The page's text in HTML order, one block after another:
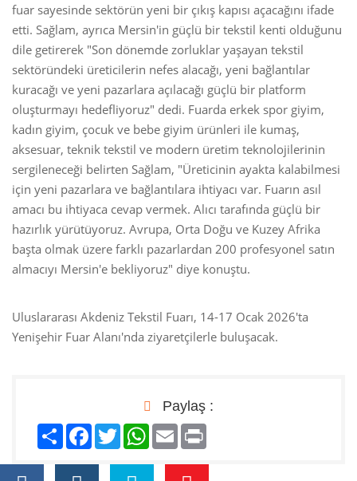
fuar sayesinde sektörün yeni bir çıkış kapısı açacağını ifade
etti. Sağlam, ayrıca Mersin'in güçlü bir tekstil kenti olduğunu
dile getirerek "Son dönemde zorluklar yaşayan tekstil
sektöründeki üreticilerin nefes alacağı, yeni bağlantılar
kuracağı ve yeni pazarlara açılacağı güçlü bir platform
oluşturmayı hedefliyoruz" dedi. Fuarda erkek spor giyim,
kadın giyim, çocuk ve bebe giyim ürünleri ile kumaş,
aksesuar, teknik tekstil ve modern üretim teknolojilerinin
sergileneceği belirten Sağlam, "Üreticinin ayakta kalabilmesi
için yeni pazarlara ve bağlantılara ihtiyacı var. Fuarın asıl
amacı bu ihtiyaca cevap vermek. Alıcı tarafında güçlü bir
hazırlık yürütüyoruz. Avrupa, Orta Doğu ve Kuzey Afrika
başta olmak üzere farklı pazarlardan 200 profesyonel satın
almacıyı Mersin'e bekliyoruz" diye konuştu.
Uluslararası Akdeniz Tekstil Fuarı, 14-17 Ocak 2026'ta
Yenişehir Fuar Alanı'nda ziyaretçilerle buluşacak.
Paylaş :
PaylaşFacebook
TwitterWhatsApp
Email